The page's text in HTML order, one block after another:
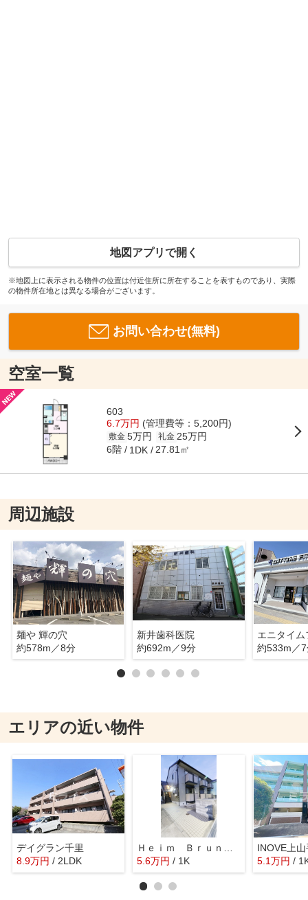
地図アプリで開く
※地図上に表示される物件の位置は付近住所に所在することを表すものであり、実際
の物件所在地とは異なる場合がございます。
お問い合わせ(無料)
空室一覧
603
6.7万円 (管理費等：5,200円)
敷金 5万円 礼金 25万円
6階 1DK 27.81㎡
周辺施設
麺や 輝の穴
約578m／8分
新井歯科医院
約692m／9分
約533m／
エリアの近い物件
デイグラン千里
8.9万円 / 2LDK
Ｈｅｉｍ Ｂｒｕｎｎｅｎ
5.6万円 / 1K
INOVE上山
5.1万円 /